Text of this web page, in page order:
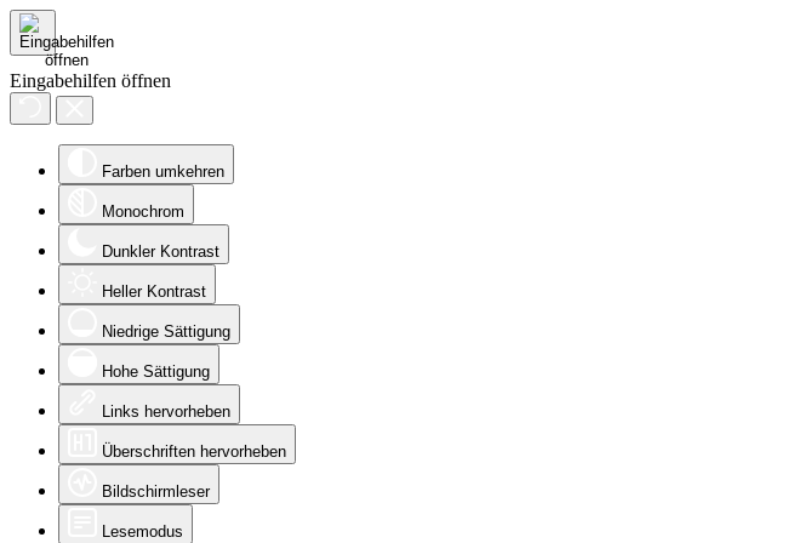
Eingabehilfen öffnen
Farben umkehren
Monochrom
Dunkler Kontrast
Heller Kontrast
Niedrige Sättigung
Hohe Sättigung
Links hervorheben
Überschriften hervorheben
Bildschirmleser
Lesemodus